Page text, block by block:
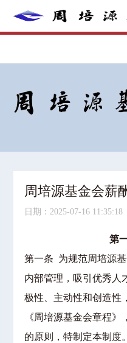
周培源基金会薪
日期：2025-07-16
第
第一条 为规范周培源基
内部管理，吸引优秀人
极性、主动性和创造性
《周培源基金会章程
的原则，特制定本制度。